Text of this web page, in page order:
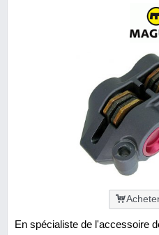
En spécialiste de l'accessoire